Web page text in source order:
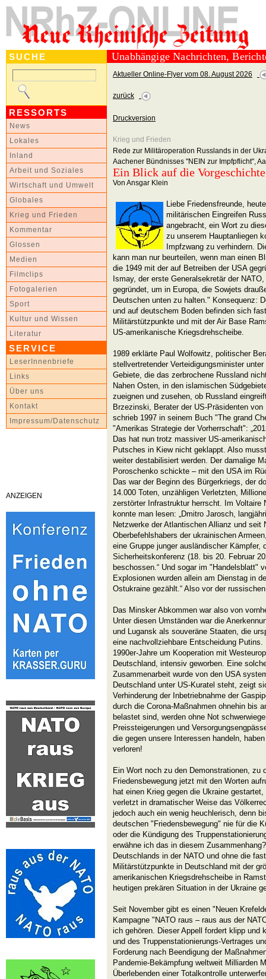
SUCHE
RESSORTS
News
Lokales
Inland
Arbeit und Soziales
Wirtschaft und Umwelt
Globales
Krieg und Frieden
Kommentar
Glossen
Medien
Filmclips
Fotogalerien
Sport
Kultur und Wissen
Literatur
SERVICE
LeserInnenbriefe
Links
Über uns
Kontakt
Impressum/Datenschutz
ANZEIGEN
Unabhängige Nachrichten,
Aktueller Online-Flyer vom 08. August 2026
zurück
Druckversion
Krieg und Frieden
Rede zur Militäroperation Russlands in der
Aachener Bündnisses "NEIN zur Impfpflicht",
Ein Blick auf die Vorgeschichte
Von Ansgar Klein
Liebe Friedensfreunde,
militärischen Eingreifen
angebracht, ein Wort zu
zu unserem Hauptanliegen
Impfzwang zu verhindern.
kann man nur beurteilen, wenn man einen
die 1949 mit der auf Betreiben der USA
Ismay, der erste Generalsekretär der
gegründet, um in Europa, die Sowjets
Deutschen unten zu halten." Konsequenz:
und auf deutschem Boden befinden sich
Militärstützpunkte und mit der Air Base
US-amerikanische Kriegsdrehscheibe.
1989 erklärte Paul Wolfowitz, politischer
stellvertretender Verteidigungsminister
Gebiete, die das zerbrochene Russland
Nahen Osten, in den islamischen
zueignen und zusehen, ob Russland
Brzezinski, Berater der US-Präsidenten
schrieb 1997 in seinem Buch "The grand
"Amerikas Strategie der Vorherrschaft":
Das hat nun trotz massiver US-
Putsches in Kiew nicht geklappt. Also
weiter destabilisiert werden. Der damalige
Poroschenko schickte – mit den USA im
Das war der Beginn des Bürgerkriegs, der
14.000 Toten, unzähligen Verletzten,
zerstörter Infrastruktur herrscht. Im Voltaire
konnte man lesen: „Dmitro Jarosch,
Netzwerke der Atlantischen Allianz und seit
Oberbefehlshabers der ukrainischen
eine Gruppe junger ausländischer Kämpfer,
Sicherheitskonferenz (18. bis 20. Februar
beschossen.“ Und sogar im "Handelsblatt"
Explosionen wurden allein am Dienstag in
Ostukraine gezählt.“ Also vor der
Das Minsker Abkommen war also von
Unter diesen Umständen war die
und Lugansk als souveräne Staaten, die
eine nachvollziehbare Entscheidung
1990er-Jahre um Kooperation mit
Deutschland, intensiv geworben. Eine
Zusammenarbeit wurde von den USA
Deutschland unter US-Kuratel steht, zeigt
Verhinderung der Inbetriebnahme der
durch die Corona-Maßnahmen ohnehin bis
belastet sind, werden ohne Not
Preissteigerungen und
die gegen unsere Interessen handeln,
verloren!
Ein Wort noch zu den Demonstrationen, zu
Friedensbewegung jetzt mit den Worten
hat einen Krieg gegen die Ukraine
verletzt in dramatischer Weise das
jedoch auch ein wenig heuchlerisch, denn
deutschen "Friedensbewegung" nie für die
oder die Kündigung des
erwähne ich das in diesem
Deutschlands in der NATO und ohne die
Militärstützpunkte in Deutschland mit der
amerikanischen Kriegsdrehscheibe in
heutigen prekären Situation in der Ukraine
Seit November gibt es einen "Neuen
Kampagne "NATO raus – raus aus der
ich gehören. Dieser Appell fordert klipp und
und des Truppenstationierungs-Vertrages
Forderung nach Beendigung der
Pandemie-Bekämpfung weltweit Milliarden
Überlebenden einer Totalkontrolle